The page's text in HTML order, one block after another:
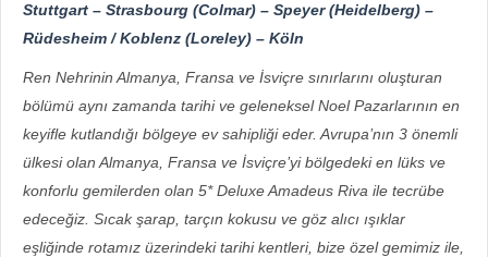
Stuttgart – Strasbourg (Colmar) – Speyer (Heidelberg) –
Rüdesheim / Koblenz (Loreley) – Köln
Ren Nehrinin Almanya, Fransa ve İsviçre sınırlarını oluşturan
bölümü aynı zamanda tarihi ve geleneksel Noel Pazarlarının en
keyifle kutlandığı bölgeye ev sahipliği eder. Avrupa’nın 3 önemli
ülkesi olan Almanya, Fransa ve İsviçre’yi bölgedeki en lüks ve
konforlu gemilerden olan 5* Deluxe Amadeus Riva ile tecrübe
edeceğiz. Sıcak şarap, tarçın kokusu ve göz alıcı ışıklar
eşliğinde rotamız üzerindeki tarihi kentleri, bize özel gemimiz ile,